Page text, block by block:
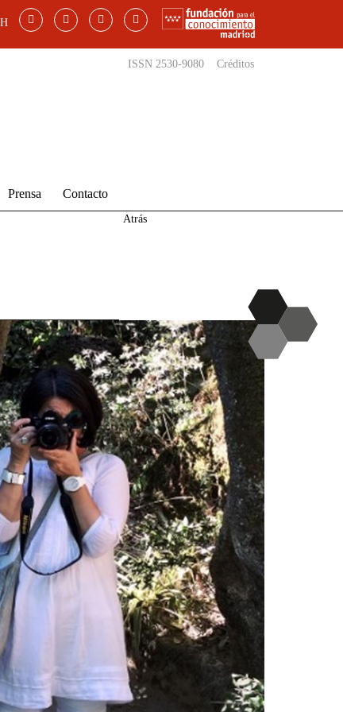
ISSN 2530-9080 Créditos
Prensa Contacto
Atrás